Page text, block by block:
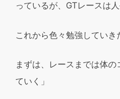
っているが、GTレースは
これから色々勉強していき
まずは、レースまでは体の
ていく」